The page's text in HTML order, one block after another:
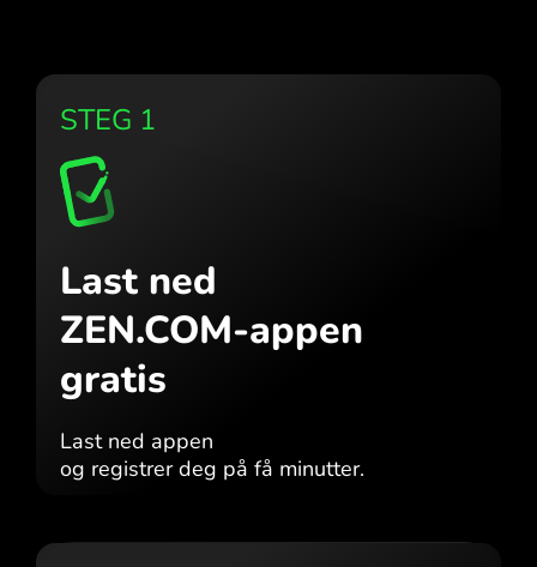
STEG 1
Last ned
ZEN.COM-appen
gratis
Last ned appen
og registrer deg på få minutter.